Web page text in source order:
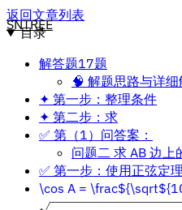
SNTREE
返回文章列表
目录
解答题17题
🧠 解题思路与详
✦ 第一步：整理条件
✦ 第二步：求
✅ 第（1）问答案：
问题二 求 AB 边上
✅ 第一步：使用正弦定
\cos A =